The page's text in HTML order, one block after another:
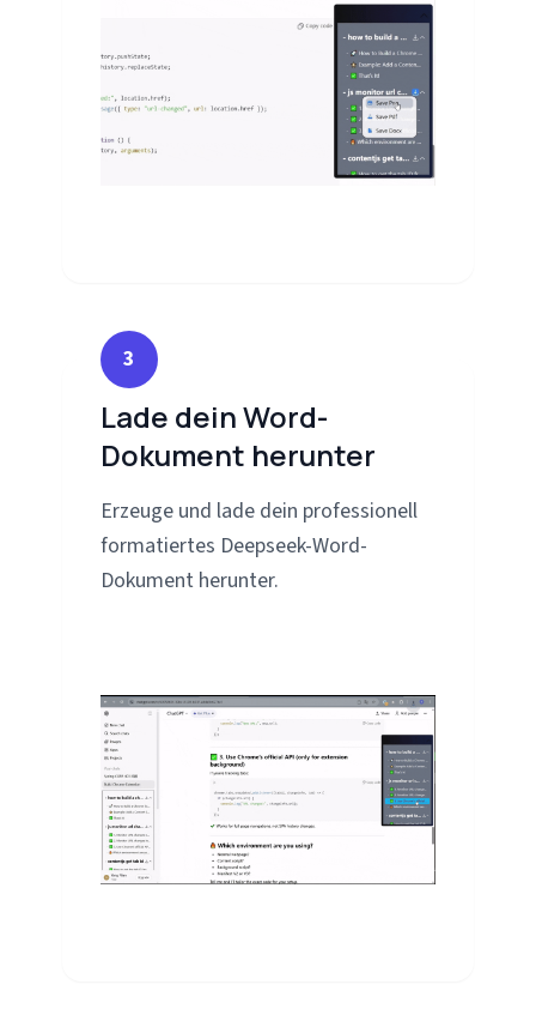
3
Lade dein Word-
Dokument herunter
Erzeuge und lade dein professionell
formatiertes Deepseek-Word-
Dokument herunter.